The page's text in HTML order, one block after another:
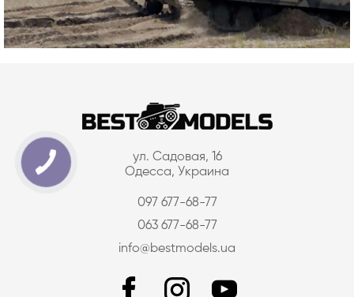
ул. Садовая, 16
Одесса, Украина
097 677-68-77
063 677-68-77
info@bestmodels.ua